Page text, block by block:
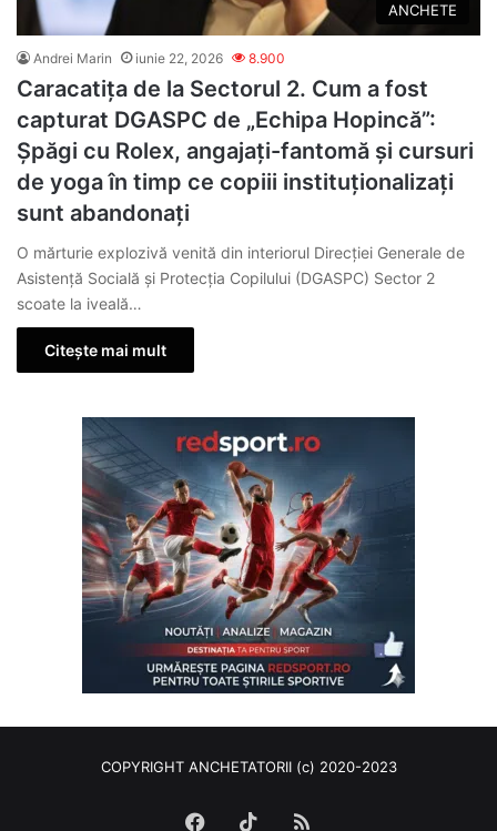
ANCHETE
Andrei Marin iunie 22, 2026 8.900
Caracatița de la Sectorul 2. Cum a fost
capturat DGASPC de „Echipa Hopincă”:
Șpăgi cu Rolex, angajați-fantomă și cursuri
de yoga în timp ce copiii instituționalizați
sunt abandonați
O mărturie explozivă venită din interiorul Direcției Generale de
Asistență Socială și Protecția Copilului (DGASPC) Sector 2
scoate la iveală…
Citește mai mult
COPYRIGHT ANCHETATORII (c) 2020-2023
Facebook
TikTok